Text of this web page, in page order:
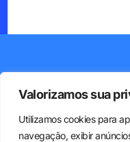
Valorizamos sua
Utilizamos cookies para
navegação, exibir